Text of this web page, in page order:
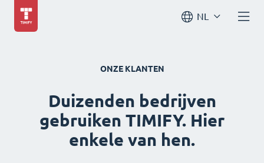
NL
ONZE KLANTEN
Duizenden bedrijven
gebruiken TIMIFY. Hier
enkele van hen.